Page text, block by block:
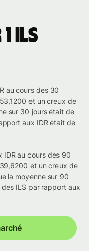
ILS
au cours des 30
et un creux de
sur 30 jours était de
aux IDR était de
au cours des 90
et un creux de
la moyenne sur 90
ILS par rapport aux